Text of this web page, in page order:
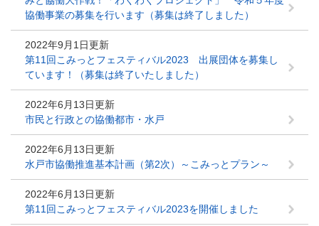
協働事業の募集を行います（募集は終了しました）
2022年9月1日更新
第11回こみっとフェスティバル2023 出展団体を募集し
ています！（募集は終了いたしました）
2022年6月13日更新
市民と行政との協働都市・水戸
2022年6月13日更新
水戸市協働推進基本計画（第2次）～こみっとプラン～
2022年6月13日更新
第11回こみっとフェスティバル2023を開催しました